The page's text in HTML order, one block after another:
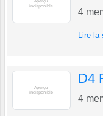
4
Lire la
D4
4